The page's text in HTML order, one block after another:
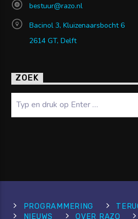
bestuur@razo.nl
Bacinol 3, Kluizenaarsbocht 6
2614 GT, Delft
ZOEK
PROGRAMMERING
NIEUWS
OVER RAZO